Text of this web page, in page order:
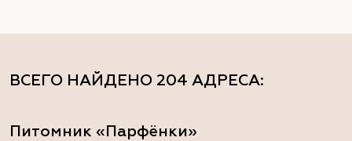
ВСЕГО НАЙДЕНО 204 АДРЕСА:
Питомник «Парфёнки»